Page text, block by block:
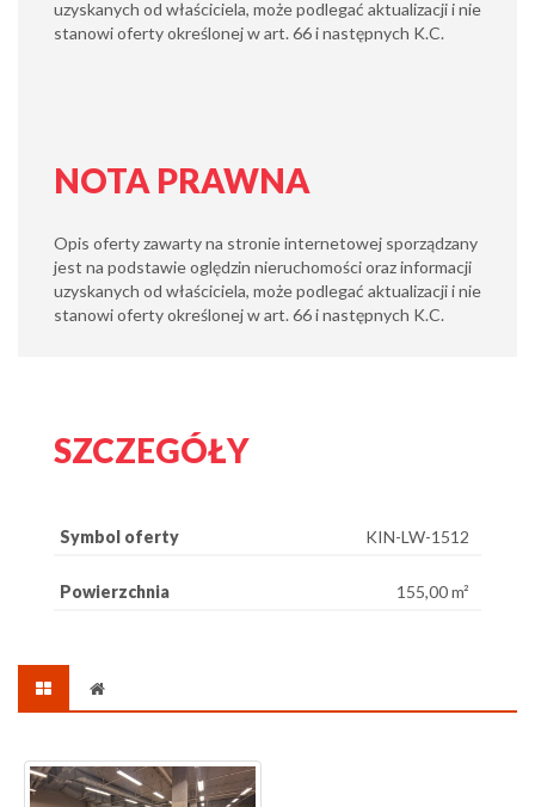
uzyskanych od właściciela, może podlegać aktualizacji i nie
stanowi oferty określonej w art. 66 i następnych K.C.
NOTA PRAWNA
Opis oferty zawarty na stronie internetowej sporządzany
jest na podstawie oględzin nieruchomości oraz informacji
uzyskanych od właściciela, może podlegać aktualizacji i nie
stanowi oferty określonej w art. 66 i następnych K.C.
SZCZEGÓŁY
Symbol oferty KIN-LW-1512
Powierzchnia 155,00 m²